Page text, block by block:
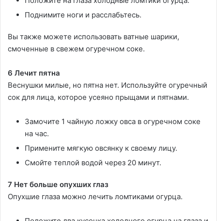
Поднимите ноги и расслабьтесь.
Вы также можете использовать ватные шарики,
смоченные в свежем огуречном соке.
6 Лечит пятна
Веснушки милые, но пятна нет. Используйте огуречный
сок для лица, которое усеяно прыщами и пятнами.
Замочите 1 чайную ложку овса в огуречном соке
на час.
Примените мягкую овсянку к своему лицу.
Смойте теплой водой через 20 минут.
7 Нет больше опухших глаз
Опухшие глаза можно лечить ломтиками огурца.